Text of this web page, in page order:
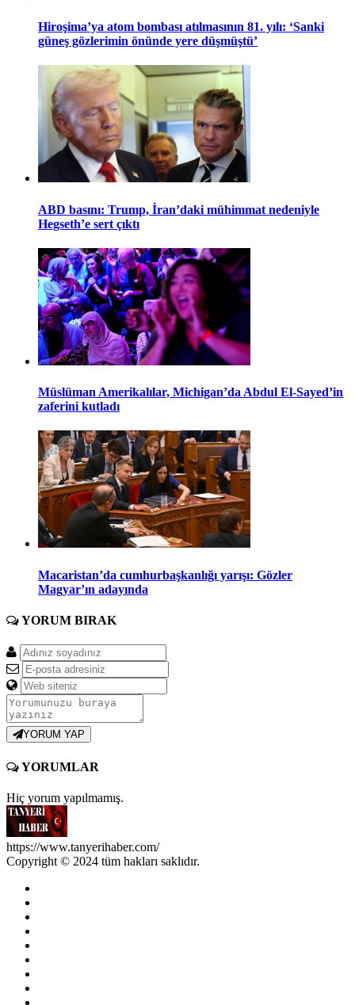
Hiroşima’ya atom bombası atılmasının 81. yılı: ‘Sanki
güneş gözlerimin önünde yere düşmüştü’
ABD basını: Trump, İran’daki mühimmat nedeniyle
Hegseth’e sert çıktı
Müslüman Amerikalılar, Michigan’da Abdul El-Sayed’in
zaferini kutladı
Macaristan’da cumhurbaşkanlığı yarışı: Gözler
Magyar’ın adayında
YORUM BIRAK
YORUM YAP
YORUMLAR
Hiç yorum yapılmamış.
https://www.tanyerihaber.com/
Copyright © 2024 tüm hakları saklıdır.